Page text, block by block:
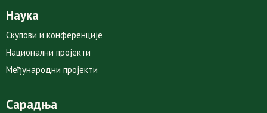
Наука
Скупови и конференције
Национални пројекти
Међународни пројекти
Сарадња